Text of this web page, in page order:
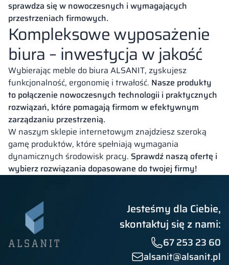
sprawdza się w nowoczesnych i wymagających
przestrzeniach firmowych.
Kompleksowe wyposażenie
biura – inwestycja w jakość
Wybierając meble do biura ALSANIT, zyskujesz
funkcjonalność, ergonomię i trwałość. Nasze produkty
to połączenie nowoczesnych technologii i praktycznych
rozwiązań, które pomagają firmom w efektywnym
zarządzaniu przestrzenią.
W naszym sklepie internetowym znajdziesz szeroką
gamę produktów, które spełniają wymagania
dynamicznych środowisk pracy. Sprawdź naszą ofertę i
wybierz rozwiązania dopasowane do twojej firmy!
Jesteśmy dla Ciebie,
skontaktuj się z nami:
67 253 23 60
alsanit@alsanit.pl